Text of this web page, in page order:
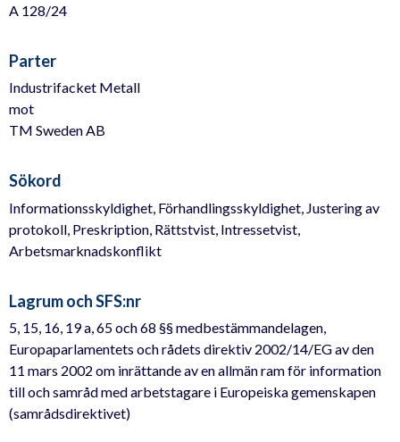
A 128/24
Parter
Industrifacket Metall
mot
TM Sweden AB
Sökord
Informationsskyldighet, Förhandlingsskyldighet, Justering av
protokoll, Preskription, Rättstvist, Intressetvist,
Arbetsmarknadskonflikt
Lagrum och SFS:nr
5, 15, 16, 19 a, 65 och 68 §§ medbestämmandelagen,
Europaparlamentets och rådets direktiv 2002/14/EG av den
11 mars 2002 om inrättande av en allmän ram för information
till och samråd med arbetstagare i Europeiska gemenskapen
(samrådsdirektivet)